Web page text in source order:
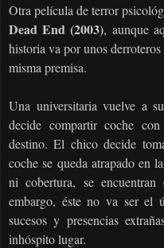
Otra película de terror
Dead End (2003), aunque
historia va por unos
misma premisa.
Una universitaria vuelve a
decide compartir coche
destino. El chico decide
coche se queda atrapado en
ni cobertura, se encuentran
embargo, éste no va ser el
sucesos y presencias
inhóspito lugar.